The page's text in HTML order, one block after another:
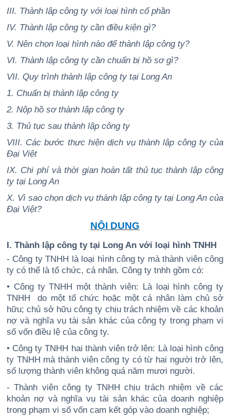
III. Thành lập công ty với loại hình cổ phần
IV. Thành lập công ty cần điều kiện gì?
V. Nên chọn loại hình nào để thành lập công ty?
VI. Thành lập công ty cần chuẩn bị hồ sơ gì?
VII. Quy trình thành lập công ty tại Long An
1. Chuẩn bị thành lập công ty
2. Nộp hồ sơ thành lập công ty
3. Thủ tục sau thành lập công ty
VIII. Các bước thực hiện dịch vụ thành lập công ty của
Đại Việt
IX. Chi phí và thời gian hoàn tất thủ tục thành lập công
ty tại Long An
X. Vì sao chọn dịch vụ thành lập công ty tại Long An của
Đại Việt?
NỘI DUNG
I. Thành lập công ty tại Long An với loại hình TNHH
- Công ty TNHH là loại hình công ty mà thành viên công
ty có thể là tổ chức, cá nhân. Công ty tnhh gồm có:
• Công ty TNHH một thành viên: Là loại hình công ty
TNHH do một tổ chức hoặc một cá nhân làm chủ sở
hữu; chủ sở hữu công ty chịu trách nhiệm về các khoản
nợ và nghĩa vụ tài sản khác của công ty trong phạm vi
số vốn điều lệ của công ty.
• Công ty TNHH hai thành viên trở lên: Là loại hình công
ty TNHH mà thành viên công ty có từ hai người trở lên,
số lượng thành viên không quá năm mươi người.
- Thành viên công ty TNHH chịu trách nhiệm về các
khoản nợ và nghĩa vụ tài sản khác của doanh nghiệp
trong phạm vi số vốn cam kết góp vào doanh nghiệp;